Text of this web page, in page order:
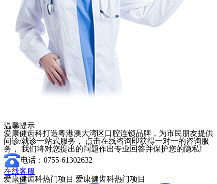
温馨提示
爱康健齿科打造粤港澳大湾区口腔连锁品牌，为市民朋友提供
问诊/就诊一站式服务， 点击在线咨询即获得一对一的咨询服
务， 我们将对您提出的问题作出专业回答并保护您的隐私!
电话：0755-61302632
在线客服
爱康健齿科热门项目 爱康健齿科热门项目